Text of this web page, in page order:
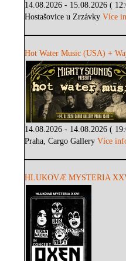
14.08.2026 - 15.08.2026 (
Hostašovice u ZrzávkyVíce
Hot Water Music (USA) +
14.08.2026 - 14.08.2026 (
Praha, Cargo GalleryVíce
HLUKOVÆ MYSTERIA